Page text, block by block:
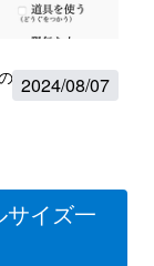
2024/08/07
夏休みの課題、
イズ一